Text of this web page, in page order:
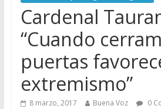
Cardenal
“Cuando
puertas
extremismo”
8 marzo, 2017 Buena Voz 0